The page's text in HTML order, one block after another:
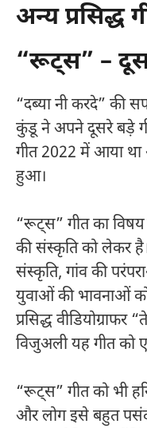
अन्य प्रसिद्ध
“रूट्स” –
“दब्या नी करदे” की
कुंडू ने अपने दूसरे बड़े
गीत 2022 में आया था
हुआ।
“रूट्स” गीत का
की संस्कृति को लेकर
संस्कृति, गांव की
युवाओं की भावनाओं को
प्रसिद्ध
विजुअली यह गीत को
“रूट्स” गीत को भी
और लोग इसे बहुत